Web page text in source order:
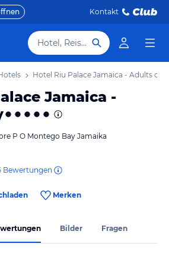
Kontakt
Hotel, Reiseziel
Hotel Riu Palace Jamaica - Adults only
Jamaica -
P O Montego Bay Jamaika
Bewertungen
Merken
Bilder Fragen